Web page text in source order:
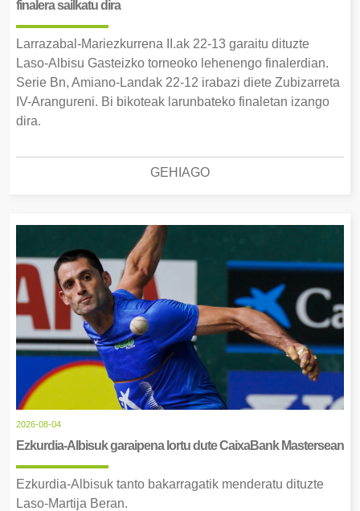
finalera sailkatu dira
Larrazabal-Mariezkurrena II.ak 22-13 garaitu dituzte
Laso-Albisu Gasteizko torneoko lehenengo finalerdian.
Serie Bn, Amiano-Landak 22-12 irabazi diete Zubizarreta
IV-Arangureni. Bi bikoteak larunbateko finaletan izango
dira.
GEHIAGO
2026-08-04
Ezkurdia-Albisuk garaipena lortu dute CaixaBank Mastersean
Ezkurdia-Albisuk tanto bakarragatik menderatu dituzte
Laso-Martija Beran.